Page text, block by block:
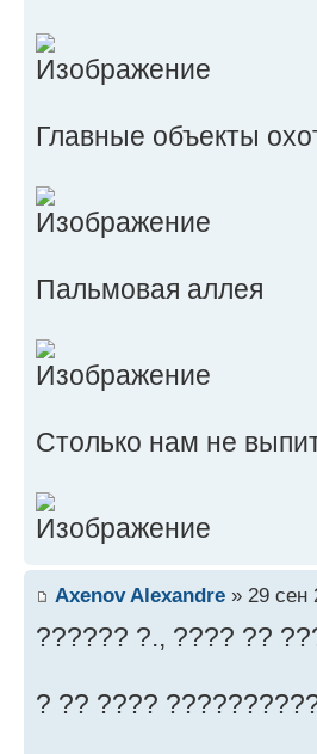
Главные объекты
Пальмовая аллея
Столько нам не
Axenov Alexandre » 29 сен
?????? ?., ???? ??
? ?? ????